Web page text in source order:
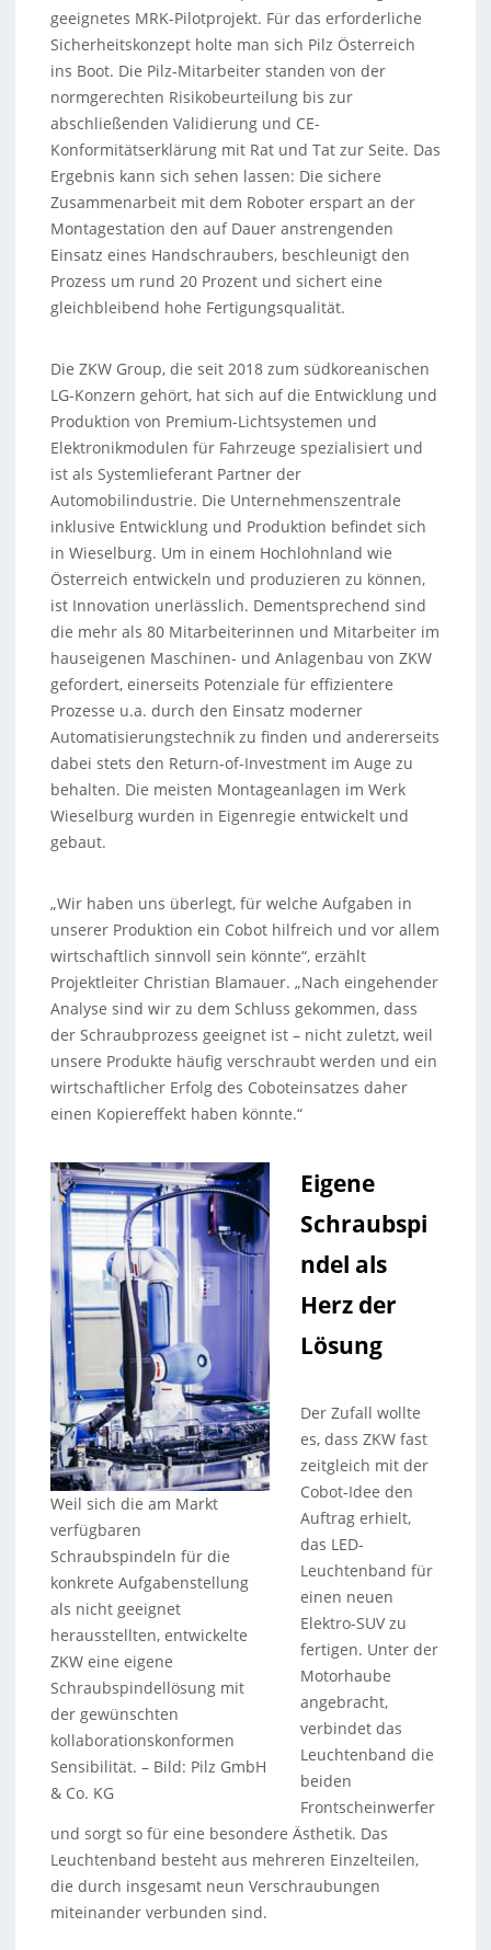
geeignetes MRK-Pilotprojekt. Für das erforderliche
Sicherheitskonzept holte man sich Pilz Österreich
ins Boot. Die Pilz-Mitarbeiter standen von der
normgerechten Risikobeurteilung bis zur
abschließenden Validierung und CE-
Konformitätserklärung mit Rat und Tat zur Seite. Das
Ergebnis kann sich sehen lassen: Die sichere
Zusammenarbeit mit dem Roboter erspart an der
Montagestation den auf Dauer anstrengenden
Einsatz eines Handschraubers, beschleunigt den
Prozess um rund 20 Prozent und sichert eine
gleichbleibend hohe Fertigungsqualität.
Die ZKW Group, die seit 2018 zum südkoreanischen
LG-Konzern gehört, hat sich auf die Entwicklung und
Produktion von Premium-Lichtsystemen und
Elektronikmodulen für Fahrzeuge spezialisiert und
ist als Systemlieferant Partner der
Automobilindustrie. Die Unternehmenszentrale
inklusive Entwicklung und Produktion befindet sich
in Wieselburg. Um in einem Hochlohnland wie
Österreich entwickeln und produzieren zu können,
ist Innovation unerlässlich. Dementsprechend sind
die mehr als 80 Mitarbeiterinnen und Mitarbeiter im
hauseigenen Maschinen- und Anlagenbau von ZKW
gefordert, einerseits Potenziale für effizientere
Prozesse u.a. durch den Einsatz moderner
Automatisierungstechnik zu finden und andererseits
dabei stets den Return-of-Investment im Auge zu
behalten. Die meisten Montageanlagen im Werk
Wieselburg wurden in Eigenregie entwickelt und
gebaut.
„Wir haben uns überlegt, für welche Aufgaben in
unserer Produktion ein Cobot hilfreich und vor allem
wirtschaftlich sinnvoll sein könnte“, erzählt
Projektleiter Christian Blamauer. „Nach eingehender
Analyse sind wir zu dem Schluss gekommen, dass
der Schraubprozess geeignet ist – nicht zuletzt, weil
unsere Produkte häufig verschraubt werden und ein
wirtschaftlicher Erfolg des Coboteinsatzes daher
einen Kopiereffekt haben könnte.“
Weil sich die am Markt
verfügbaren
Schraubspindeln für die
konkrete Aufgabenstellung
als nicht geeignet
herausstellten, entwickelte
ZKW eine eigene
Schraubspindellösung mit
der gewünschten
kollaborationskonformen
Sensibilität. – Bild: Pilz GmbH
& Co. KG
Eigene
Schraubspi
ndel als
Herz der
Lösung
Der Zufall wollte
es, dass ZKW fast
zeitgleich mit der
Cobot-Idee den
Auftrag erhielt,
das LED-
Leuchtenband für
einen neuen
Elektro-SUV zu
fertigen. Unter der
Motorhaube
angebracht,
verbindet das
Leuchtenband die
beiden
Frontscheinwerfer
und sorgt so für eine besondere Ästhetik. Das
Leuchtenband besteht aus mehreren Einzelteilen,
die durch insgesamt neun Verschraubungen
miteinander verbunden sind.